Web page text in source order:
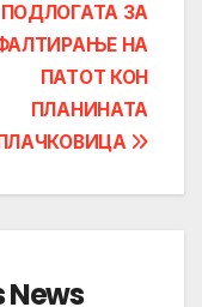
ПОДЛОГАТА ЗА
НА
ПАТОТ КОН
ПЛАНИНАТА
ПЛАЧКОВИЦА
News